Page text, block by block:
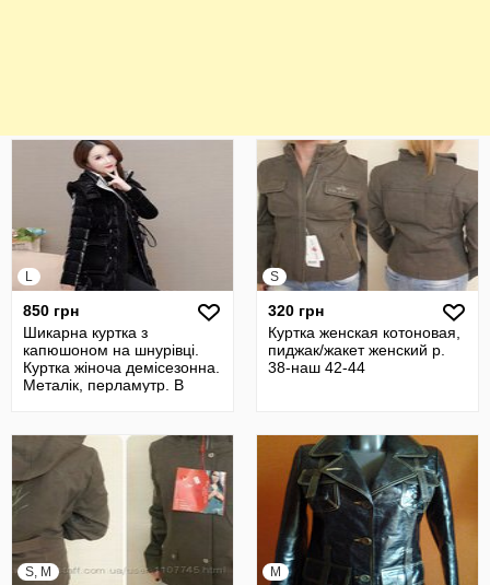
L
850 грн
Шикарна куртка з
капюшоном на шнурівці.
Куртка жіноча демісезонна.
Металік, перламутр. В
S
320 грн
Куртка женская котоновая,
пиджак/жакет женский р.
38-наш 42-44
S, M M